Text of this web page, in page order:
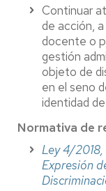
Continuar
de acción,
docente o
gestión
objeto de
en el seno
identidad
Normativa de
Ley 4/2018,
Expresión